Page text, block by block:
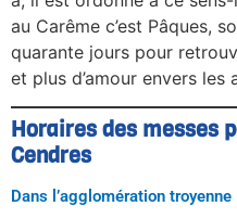
au Carême c’est Pâques,
quarante jours pour
et plus d’amour envers les
Horaires des messes
Cendres
Dans l’agglomération troyenne